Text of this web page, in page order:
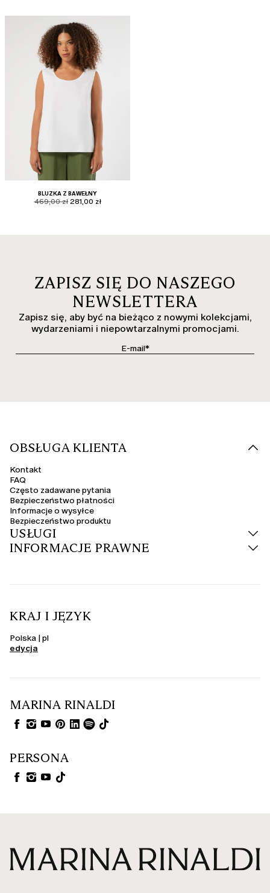
BLUZKA Z BAWEŁNY
product.price.original
469,00 zł product.price.sale
281,00 zł
ZAPISZ SIĘ DO NASZEGO
NEWSLETTERA
Zapisz się, aby być na bieżąco z nowymi kolekcjami,
wydarzeniami i niepowtarzalnymi promocjami.
OBSŁUGA KLIENTA
Kontakt
FAQ
Często zadawane pytania
Bezpieczeństwo płatności
Informacje o wysyłce
Bezpieczeństwo produktu
USŁUGI
INFORMACJE PRAWNE
KRAJ I JĘZYK
Polska | pl
edycja
MARINA RINALDI
PERSONA